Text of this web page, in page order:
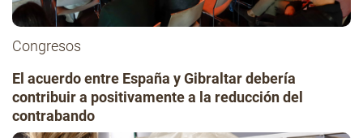
Congresos
El acuerdo entre España y Gibraltar debería
contribuir a positivamente a la reducción del
contrabando